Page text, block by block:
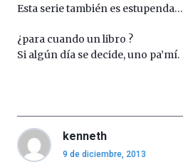
Esta serie también es estupenda…
¿para cuando un libro ?
Si algún día se decide, uno pa’mí.
kenneth
9 de diciembre, 2013